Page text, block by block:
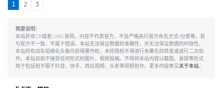
1 2 3
简要说明：
本站并非CR或者CRRC官网，内容不代表官方，不会严格执行官方命名方式/分类等，若
与官方不一致，不属于错误。本站无法保证数据的准确性，亦无法保证数据的时效性。
本站所有动车组萌化头像均获得著作权，未经授权不得进行未署名的转发或进行二次创
作。本站目前不接受任何形式的图片、视频投稿。不得将本站内容以截图、录屏等形式
用于包括但不限于抖音、快手、西瓜视频、头条等视频创作。更多内容参见关于本站。